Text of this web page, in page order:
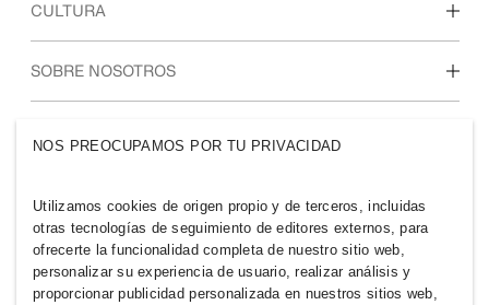
Descubre nuestras áreas de trabajo
CULTURA
Nuestra cultura y beneficios
SOBRE NOSOTROS
Sostenibilidad
NOS PREOCUPAMOS POR TU PRIVACIDAD
Utilizamos cookies de origen propio y de terceros, incluidas
otras tecnologías de seguimiento de editores externos, para
ofrecerte la funcionalidad completa de nuestro sitio web,
personalizar su experiencia de usuario, realizar análisis y
proporcionar publicidad personalizada en nuestros sitios web,